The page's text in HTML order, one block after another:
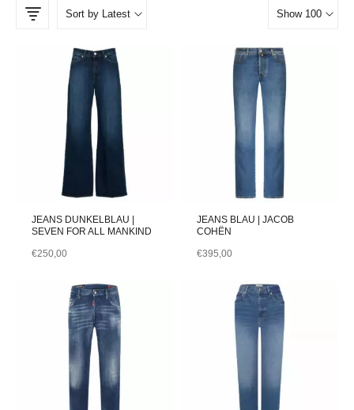
Sort by Latest Show 100
JEANS DUNKELBLAU |
SEVEN FOR ALL MANKIND
€250,00
JEANS BLAU | JACOB
COHËN
€395,00